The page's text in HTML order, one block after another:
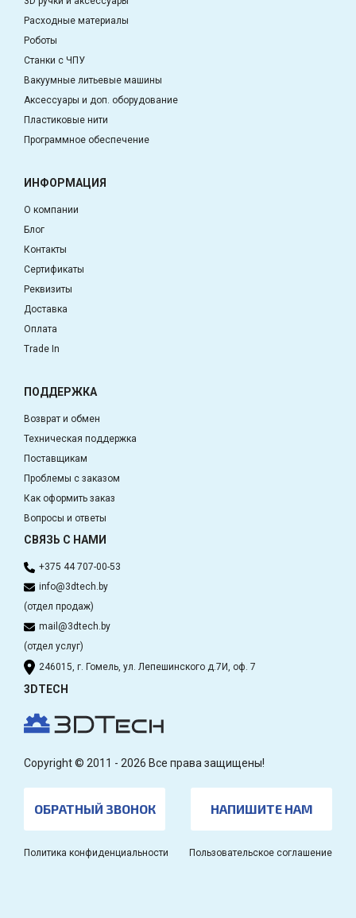
Расходные материалы
Роботы
Станки с ЧПУ
Вакуумные литьевые машины
Аксессуары и доп. оборудование
Пластиковые нити
Программное обеспечение
ИНФОРМАЦИЯ
О компании
Блог
Контакты
Сертификаты
Реквизиты
Доставка
Оплата
Trade In
ПОДДЕРЖКА
Возврат и обмен
Техническая поддержка
Поставщикам
Проблемы с заказом
Как оформить заказ
Вопросы и ответы
СВЯЗЬ С НАМИ
+375 44 707-00-53
info@3dtech.by
(отдел продаж)
mail@3dtech.by
(отдел услуг)
246015, г. Гомель, ул. Лепешинского д.7И, оф. 7
3DTECH
Copyright © 2011 - 2026 Все права защищены!
ОБРАТНЫЙ ЗВОНОК НАПИШИТЕ НАМ
Политика конфиденциальности Пользовательское соглашение